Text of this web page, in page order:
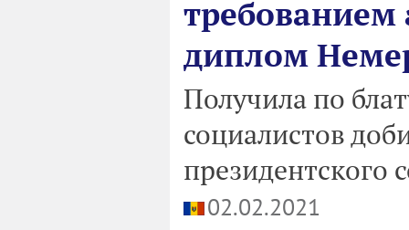
требованием
диплом
Получила по
социалистов
президентского
02.02.2021